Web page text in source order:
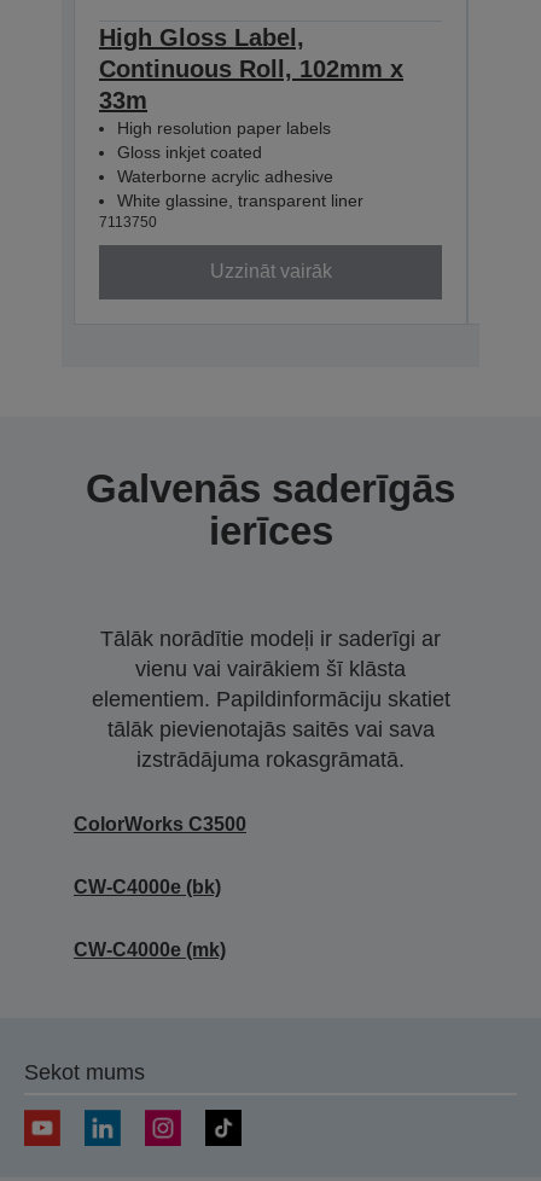
High Gloss Label,
Continuous Roll, 102mm x
33m
High resolution paper labels
Gloss inkjet coated
Waterborne acrylic adhesive
White glassine, transparent liner
7113750
Uzzināt vairāk
Galvenās saderīgās
ierīces
Tālāk norādītie modeļi ir saderīgi ar
vienu vai vairākiem šī klāsta
elementiem. Papildinformāciju skatiet
tālāk pievienotajās saitēs vai sava
izstrādājuma rokasgrāmatā.
ColorWorks C3500
CW-C4000e (bk)
CW-C4000e (mk)
Sekot mums